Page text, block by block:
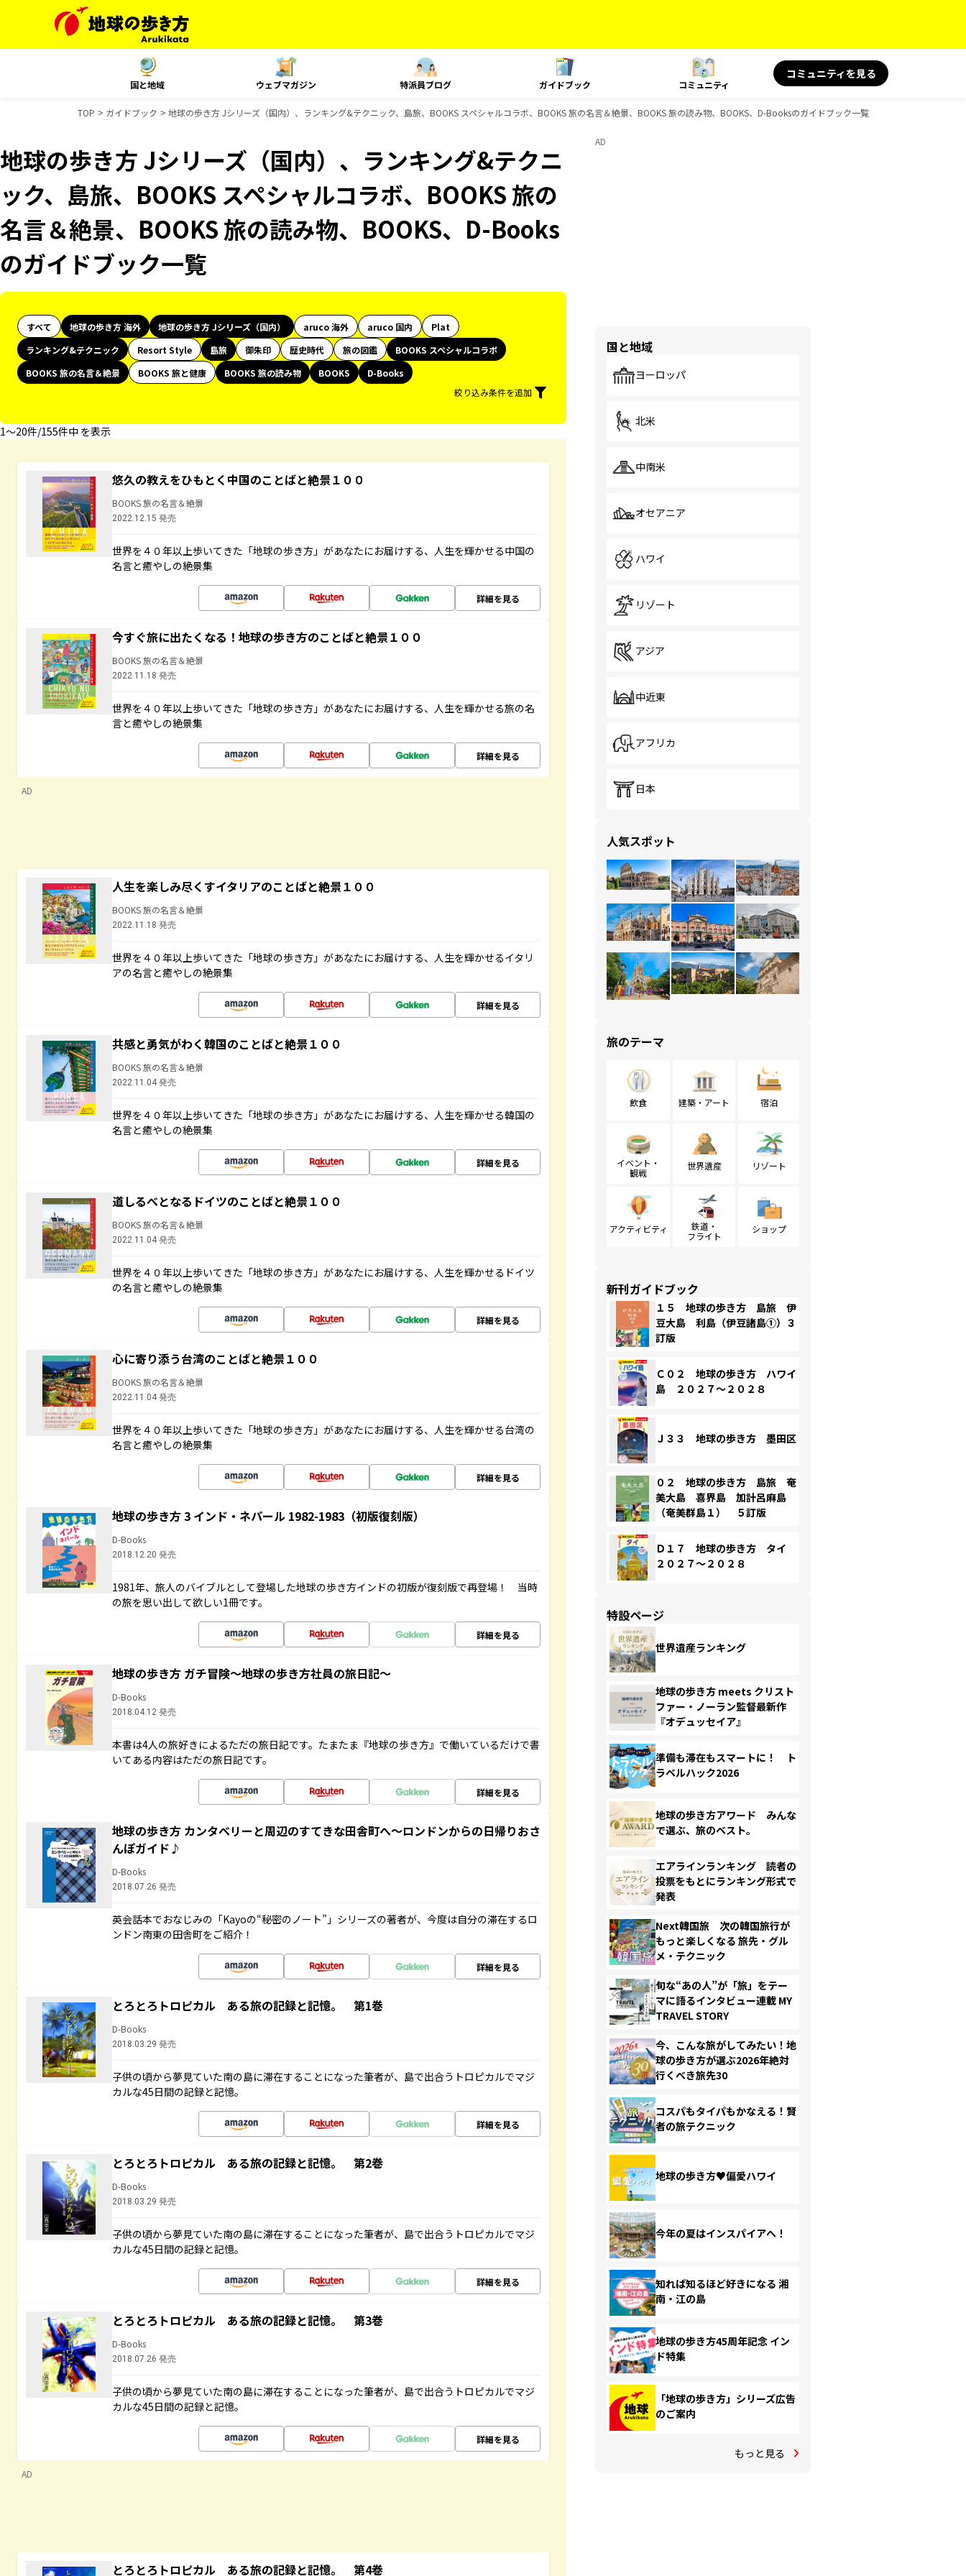
国と地域 ウェブマガジン 特派員ブログ ガイドブック コミュニティ
コミュニティを見る
TOP ガイドブック 地球の歩き方 Jシリーズ（国内）、ランキング&テクニック、島旅、BOOKS スペシャルコラボ、BOOKS 旅の名言＆絶景、BOOKS 旅の読み物、BOOKS、D-Booksのガイドブック一覧
地球の歩き方 Jシリーズ（国内）、ランキング&テクニ
ック、島旅、BOOKS スペシャルコラボ、BOOKS 旅の
名言＆絶景、BOOKS 旅の読み物、BOOKS、D-Books
のガイドブック一覧
すべて 地球の歩き方 海外 地球の歩き方 Jシリーズ（国内） aruco 海外 aruco 国内
Plat
ランキング&テクニック
Resort Style 島旅 御朱印 歴史時代 旅の図鑑
BOOKS スペシャルコラボ
BOOKS 旅の名言＆絶景
BOOKS 旅と健康 BOOKS 旅の読み物 BOOKS
D-Books
絞り込み条件を追加
1〜20件/155件中 を表示
悠久の教えをひもとく中国のことばと絶景１００
BOOKS 旅の名言＆絶景
2022.12.15 発売
世界を４０年以上歩いてきた「地球の歩き方」があなたにお届けする、人生を輝かせる中国の
名言と癒やしの絶景集
詳細を見る
今すぐ旅に出たくなる！地球の歩き方のことばと絶景１００
BOOKS 旅の名言＆絶景
2022.11.18 発売
世界を４０年以上歩いてきた「地球の歩き方」があなたにお届けする、人生を輝かせる旅の名
言と癒やしの絶景集
詳細を見る
AD
人生を楽しみ尽くすイタリアのことばと絶景１００
BOOKS 旅の名言＆絶景
2022.11.18 発売
世界を４０年以上歩いてきた「地球の歩き方」があなたにお届けする、人生を輝かせるイタリ
アの名言と癒やしの絶景集
詳細を見る
共感と勇気がわく韓国のことばと絶景１００
BOOKS 旅の名言＆絶景
2022.11.04 発売
世界を４０年以上歩いてきた「地球の歩き方」があなたにお届けする、人生を輝かせる韓国の
名言と癒やしの絶景集
詳細を見る
道しるべとなるドイツのことばと絶景１００
BOOKS 旅の名言＆絶景
2022.11.04 発売
世界を４０年以上歩いてきた「地球の歩き方」があなたにお届けする、人生を輝かせるドイツ
の名言と癒やしの絶景集
詳細を見る
心に寄り添う台湾のことばと絶景１００
BOOKS 旅の名言＆絶景
2022.11.04 発売
世界を４０年以上歩いてきた「地球の歩き方」があなたにお届けする、人生を輝かせる台湾の
名言と癒やしの絶景集
詳細を見る
地球の歩き方 3 インド・ネパール 1982-1983（初版復刻版）
D-Books
2018.12.20 発売
1981年、旅人のバイブルとして登場した地球の歩き方インドの初版が復刻版で再登場！ 当時
の旅を思い出して欲しい1冊です。
詳細を見る
地球の歩き方 ガチ冒険～地球の歩き方社員の旅日記～
D-Books
2018.04.12 発売
本書は4人の旅好きによるただの旅日記です。たまたま『地球の歩き方』で働いているだけで書
いてある内容はただの旅日記です。
詳細を見る
地球の歩き方 カンタベリーと周辺のすてきな田舎町へ～ロンドンからの日帰りおさ
んぽガイド♪
D-Books
2018.07.26 発売
英会話本でおなじみの「Kayoの“秘密のノート”」シリーズの著者が、今度は自分の滞在するロ
ンドン南東の田舎町をご紹介！
詳細を見る
とろとろトロピカル ある旅の記録と記憶。 第1巻
D-Books
2018.03.29 発売
子供の頃から夢見ていた南の島に滞在することになった筆者が、島で出合うトロピカルでマジ
カルな45日間の記録と記憶。
詳細を見る
とろとろトロピカル ある旅の記録と記憶。 第2巻
D-Books
2018.03.29 発売
子供の頃から夢見ていた南の島に滞在することになった筆者が、島で出合うトロピカルでマジ
カルな45日間の記録と記憶。
詳細を見る
とろとろトロピカル ある旅の記録と記憶。 第3巻
D-Books
2018.07.26 発売
子供の頃から夢見ていた南の島に滞在することになった筆者が、島で出合うトロピカルでマジ
カルな45日間の記録と記憶。
詳細を見る
AD
とろとろトロピカル ある旅の記録と記憶。 第4巻
AD
国と地域
ヨーロッパ
北米
中南米
オセアニア
ハワイ
リゾート
アジア
中近東
アフリカ
日本
人気スポット
旅のテーマ
飲食 建築・アート 宿泊
イベント・
観戦
世界遺産 リゾート
アクティビティ
鉄道・
フライト
ショップ
新刊ガイドブック
１５ 地球の歩き方 島旅 伊
豆大島 利島（伊豆諸島①）３
訂版
Ｃ０２ 地球の歩き方 ハワイ
島 ２０２７～２０２８
Ｊ３３ 地球の歩き方 墨田区
０２ 地球の歩き方 島旅 奄
美大島 喜界島 加計呂麻島
（奄美群島１） ５訂版
Ｄ１７ 地球の歩き方 タイ
２０２７～２０２８
特設ページ
世界遺産ランキング
地球の歩き方 meets クリスト
ファー・ノーラン監督最新作
『オデュッセイア』
準備も滞在もスマートに！ ト
ラベルハック2026
地球の歩き方アワード みんな
で選ぶ、旅のベスト。
エアラインランキング 読者の
投票をもとにランキング形式で
発表
Next韓国旅 次の韓国旅行が
もっと楽しくなる 旅先・グル
メ・テクニック
旬な“あの人”が「旅」をテー
マに語るインタビュー連載 MY
TRAVEL STORY
今、こんな旅がしてみたい！地
球の歩き方が選ぶ2026年絶対
行くべき旅先30
コスパもタイパもかなえる！賢
者の旅テクニック
地球の歩き方♥偏愛ハワイ
今年の夏はインスパイアへ！
知れば知るほど好きになる 湘
南・江の島
地球の歩き方45周年記念 イン
ド特集
「地球の歩き方」シリーズ広告
のご案内
もっと見る